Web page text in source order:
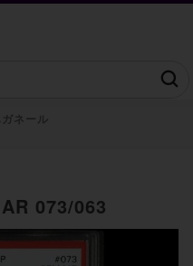
073/063